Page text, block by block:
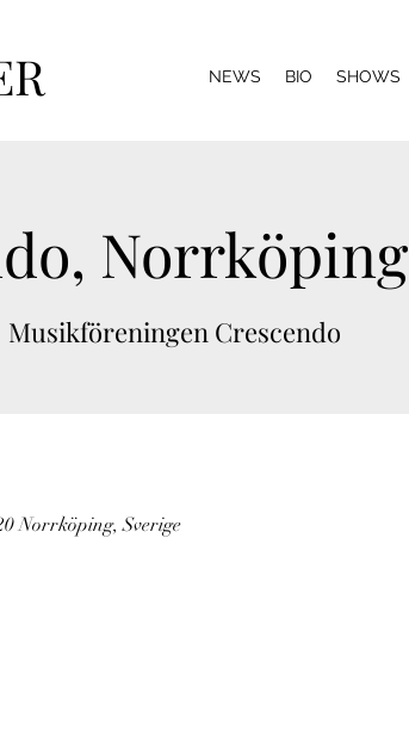
NEWS BIO SHOWS
Norrköping
Musikföreningen Crescendo
Norrköping, Sverige